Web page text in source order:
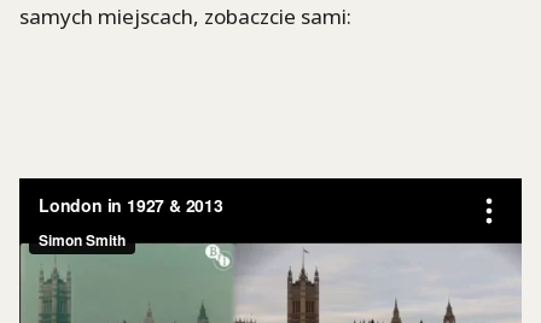
samych miejscach, zobaczcie sami: